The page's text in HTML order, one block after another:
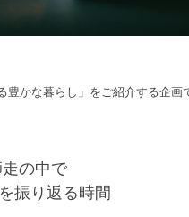
かな暮らし」をご紹介する企
の中で
振り返る時間